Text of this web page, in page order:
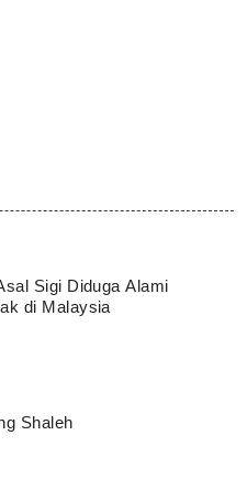
Sigi Diduga Alami
di Malaysia
Shaleh